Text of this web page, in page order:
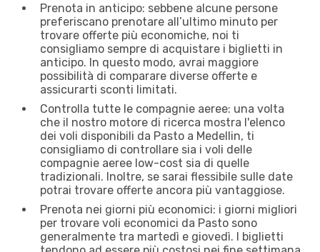
Prenota in anticipo: sebbene alcune persone
preferiscano prenotare all’ultimo minuto per
trovare offerte più economiche, noi ti
consigliamo sempre di acquistare i biglietti in
anticipo. In questo modo, avrai maggiore
possibilità di comparare diverse offerte e
assicurarti sconti limitati.
Controlla tutte le compagnie aeree: una volta
che il nostro motore di ricerca mostra l'elenco
dei voli disponibili da Pasto a Medellin, ti
consigliamo di controllare sia i voli delle
compagnie aeree low-cost sia di quelle
tradizionali. Inoltre, se sarai flessibile sulle date
potrai trovare offerte ancora più vantaggiose.
Prenota nei giorni più economici: i giorni migliori
per trovare voli economici da Pasto sono
generalmente tra martedì e giovedì. I biglietti